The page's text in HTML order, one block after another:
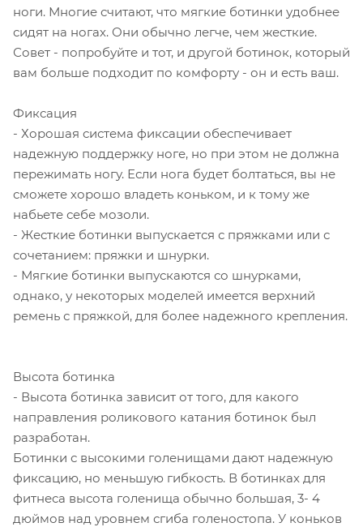
ноги. Многие считают, что мягкие ботинки удобнее
сидят на ногах. Они обычно легче, чем жесткие.
Совет - попробуйте и тот, и другой ботинок, который
вам больше подходит по комфорту - он и есть ваш.
Фиксация
- Хорошая система фиксации обеспечивает
надежную поддержку ноге, но при этом не должна
пережимать ногу. Если нога будет болтаться, вы не
сможете хорошо владеть коньком, и к тому же
набьете себе мозоли.
- Жесткие ботинки выпускается с пряжками или с
сочетанием: пряжки и шнурки.
- Мягкие ботинки выпускаются со шнурками,
однако, у некоторых моделей имеется верхний
ремень с пряжкой, для более надежного крепления.
Высота ботинка
- Высота ботинка зависит от того, для какого
направления роликового катания ботинок был
разработан.
Ботинки с высокими голенищами дают надежную
фиксацию, но меньшую гибкость. В ботинках для
фитнеса высота голенища обычно большая, 3- 4
дюймов над уровнем сгиба голеностопа. У коньков